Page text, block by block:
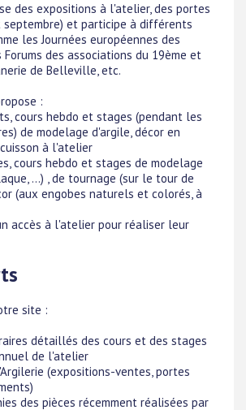
des expositions à l'atelier, des portes
et participe à différents
les Journées européennes des
des associations du 19ème et
de Belleville, etc.
:
cours hebdo et stages (pendant les
de modelage d'argile, décor en
à l'atelier
cours hebdo et stages de modelage
...) , de tournage (sur le tour de
(aux engobes naturels et colorés, à
accès à l'atelier pour réaliser leur
site :
détaillés des cours et des stages
de l'atelier
(expositions-ventes, portes
des pièces récemment réalisées par